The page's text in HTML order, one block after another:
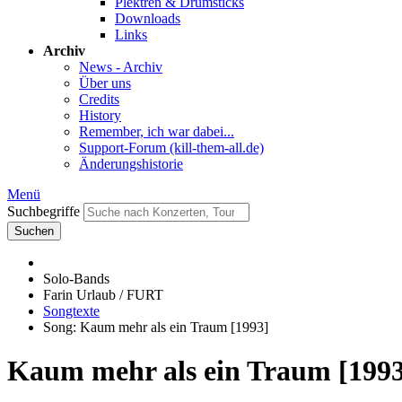
Downloads
Links
Archiv
News - Archiv
Über uns
Credits
History
Remember, ich war dabei...
Support-Forum (kill-them-all.de)
Änderungshistorie
Menü
Suchbegriffe
Suchen
Solo-Bands
Farin Urlaub / FURT
Songtexte
Song: Kaum mehr als ein Traum [1993]
Kaum mehr als ein Traum